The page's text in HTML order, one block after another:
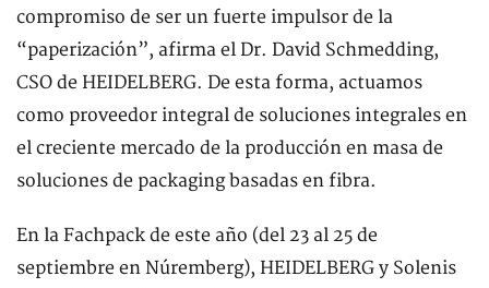
compromiso de ser un fuerte impulsor de la
“paperización”, afirma el Dr. David Schmedding,
CSO de HEIDELBERG. De esta forma, actuamos
como proveedor integral de soluciones integrales en
el creciente mercado de la producción en masa de
soluciones de packaging basadas en fibra.
En la Fachpack de este año (del 23 al 25 de
septiembre en Núremberg), HEIDELBERG y Solenis